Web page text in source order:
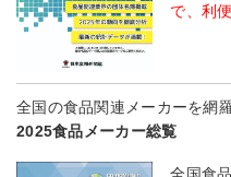
で、利
全国の食品関連メーカーを
2025食品メーカー総覧
全国食